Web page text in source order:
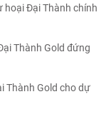
hoại Đại Thành chính
Thành Gold đứng
Thành Gold cho dự